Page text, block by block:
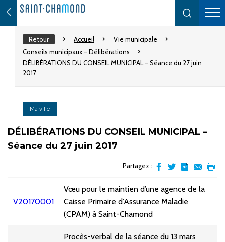
Retour Accueil
Vie municipale
Conseils municipaux – Délibérations
DÉLIBÉRATIONS DU CONSEIL MUNICIPAL – Séance du 27 juin
2017
Ma ville
DÉLIBÉRATIONS DU CONSEIL MUNICIPAL –
Séance du 27 juin 2017
Partagez :
facebook
l'article
pdf
par
V20170001
Vœu pour le maintien d’une agence de la
Caisse Primaire d’Assurance Maladie
(CPAM) à Saint-Chamond
Procès-verbal de la séance du 13 mars